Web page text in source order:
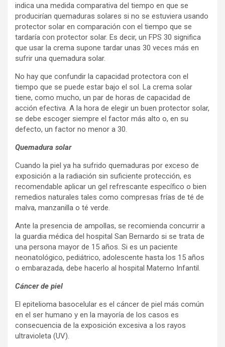
indica una medida comparativa del tiempo en que se
producirían quemaduras solares si no se estuviera usando
protector solar en comparación con el tiempo que se
tardaría con protector solar. Es decir, un FPS 30 significa
que usar la crema supone tardar unas 30 veces más en
sufrir una quemadura solar.
No hay que confundir la capacidad protectora con el
tiempo que se puede estar bajo el sol. La crema solar
tiene, como mucho, un par de horas de capacidad de
acción efectiva. A la hora de elegir un buen protector solar,
se debe escoger siempre el factor más alto o, en su
defecto, un factor no menor a 30.
Quemadura solar
Cuando la piel ya ha sufrido quemaduras por exceso de
exposición a la radiación sin suficiente protección, es
recomendable aplicar un gel refrescante específico o bien
remedios naturales tales como compresas frías de té de
malva, manzanilla o té verde.
Ante la presencia de ampollas, se recomienda concurrir a
la guardia médica del hospital San Bernardo si se trata de
una persona mayor de 15 años. Si es un paciente
neonatológico, pediátrico, adolescente hasta los 15 años
o embarazada, debe hacerlo al hospital Materno Infantil.
Cáncer de piel
El epitelioma basocelular es el cáncer de piel más común
en el ser humano y en la mayoría de los casos es
consecuencia de la exposición excesiva a los rayos
ultravioleta (UV).